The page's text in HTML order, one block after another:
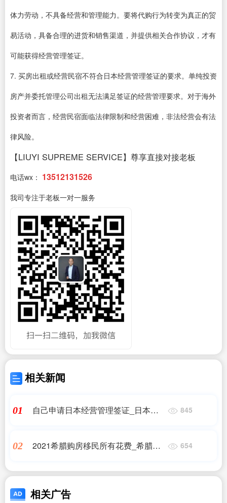
体力劳动，不具备经营和管理能力。要将代购行为转变为真正的贸
易活动，具备合理的进货和销售渠道，并提供相关合作协议，才有
可能获得经营管理签证。
7. 买房出租或经营民宿不符合日本经营管理签证的要求。单纯投资
房产并委托管理公司出租无法满足签证的经营管理要求。对于海外
投资者而言，经营民宿面临法律限制和经营困难，非法经营会有法
律风险。
【LIUYI SUPREME SERVICE】尊享直接对接老板
电话wx： 13512131526
我司专注于老板一对一服务
相关新闻
01
自己申请日本经营管理签证_日本经
845
02
2021希腊购房移民所有花费_希腊的
腊移民,希腊买房移民
654
相关广告